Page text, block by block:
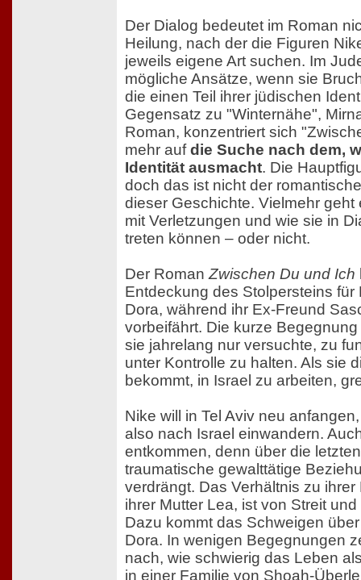
Der Dialog bedeutet im Roman
Heilung, nach der die Figuren
jeweils eigene Art suchen. Im
mögliche Ansätze, wenn sie
die einen Teil ihrer jüdischen
Gegensatz zu "Winternähe",
Roman, konzentriert sich
mehr aufdie Suche nach dem,
Identität ausmacht. Die
doch das ist nicht der
dieser Geschichte. Vielmehr
mit Verletzungen und wie sie in
treten können – oder nicht.
Der RomanZwischen Du und Ich
Entdeckung des Stolpersteins für
Dora, während ihr Ex-Freund
vorbeifährt. Die kurze
sie jahrelang nur versuchte, zu
unter Kontrolle zu halten. Als sie
bekommt, in Israel zu arbeiten,
Nike will in Tel Aviv neu
also nach Israel einwandern.
entkommen, denn über die
traumatische gewalttätige
verdrängt. Das Verhältnis zu
ihrer Mutter Lea, ist von Streit
Dazu kommt das Schweigen
Dora. In wenigen Begegnungen
nach, wie schwierig das Leben
in einer Familie von Shoah-